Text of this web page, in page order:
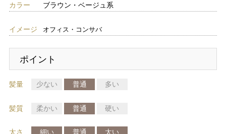
カラー ブラウン・ベージュ系
イメージ オフィス・コンサバ
ポイント
髪量 少ない 普通 多い
髪質 柔かい 普通 硬い
太さ 細い 普通 太い